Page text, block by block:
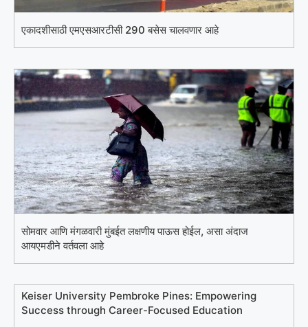
एकादशीसाठी एमएसआरटीसी 290 बसेस चालवणार आहे
सोमवार आणि मंगळवारी मुंबईत लक्षणीय पाऊस होईल, असा अंदाज
आयएमडीने वर्तवला आहे
Keiser University Pembroke Pines: Empowering
Success through Career-Focused Education